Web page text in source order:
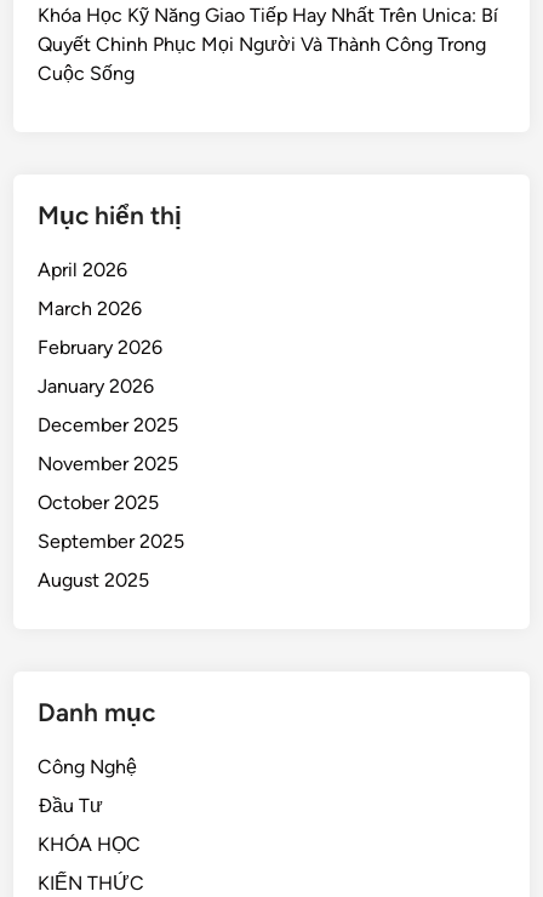
Khóa Học Kỹ Năng Giao Tiếp Hay Nhất Trên Unica: Bí
Quyết Chinh Phục Mọi Người Và Thành Công Trong
Cuộc Sống
Mục hiển thị
April 2026
March 2026
February 2026
January 2026
December 2025
November 2025
October 2025
September 2025
August 2025
Danh mục
Công Nghệ
Đầu Tư
KHÓA HỌC
KIẾN THỨC